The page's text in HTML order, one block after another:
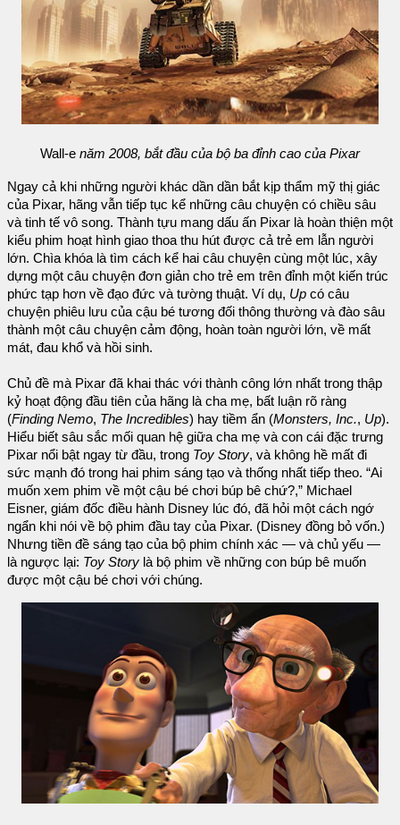
Wall-e năm 2008, bắt đầu của bộ ba đỉnh cao của Pixar
Ngay cả khi những người khác dần dần bắt kịp thẩm mỹ thị giác
của Pixar, hãng vẫn tiếp tục kể những câu chuyện có chiều sâu
và tinh tế vô song. Thành tựu mang dấu ấn Pixar là hoàn thiện một
kiểu phim hoạt hình giao thoa thu hút được cả trẻ em lẫn người
lớn. Chìa khóa là tìm cách kể hai câu chuyện cùng một lúc, xây
dựng một câu chuyện đơn giản cho trẻ em trên đỉnh một kiến trúc
phức tạp hơn về đạo đức và tường thuật. Ví dụ, Up có câu
chuyện phiêu lưu của cậu bé tương đối thông thường và đào sâu
thành một câu chuyện cảm động, hoàn toàn người lớn, về mất
mát, đau khổ và hồi sinh.
Chủ đề mà Pixar đã khai thác với thành công lớn nhất trong thập
kỷ hoạt động đầu tiên của hãng là cha mẹ, bất luận rõ ràng
(Finding Nemo, The Incredibles) hay tiềm ẩn (Monsters, Inc., Up).
Hiểu biết sâu sắc mối quan hệ giữa cha mẹ và con cái đặc trưng
Pixar nổi bật ngay từ đầu, trong Toy Story, và không hề mất đi
sức mạnh đó trong hai phim sáng tạo và thống nhất tiếp theo. “Ai
muốn xem phim về một cậu bé chơi búp bê chứ?,” Michael
Eisner, giám đốc điều hành Disney lúc đó, đã hỏi một cách ngớ
ngẩn khi nói về bộ phim đầu tay của Pixar. (Disney đồng bỏ vốn.)
Nhưng tiền đề sáng tạo của bộ phim chính xác — và chủ yếu —
là ngược lại: Toy Story là bộ phim về những con búp bê muốn
được một cậu bé chơi với chúng.